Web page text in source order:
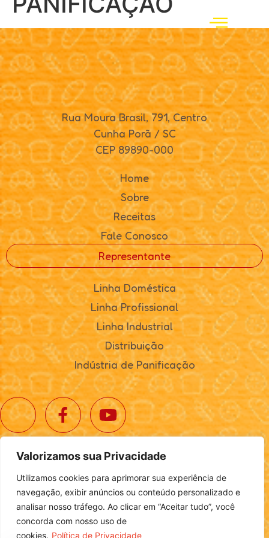
Valorizamos sua Privacidade
Utilizamos cookies para aprimorar sua experiência de
navegação, exibir anúncios ou conteúdo personalizado e
analisar nosso tráfego. Ao clicar em “Aceitar tudo”, você
concorda com nosso uso de
cookies. Política de Privacidade
Rua Moura Brasil, 791, Centro
Cunha Porã / SC
CEP 89890-000
Home
Sobre
Receitas
Fale Conosco
Representante
Linha Doméstica
Linha Profissional
Linha Industrial
Distribuição
Indústria de Panificação
© 2025. Realta Alimentos. Todos os direitos reservados.
Política de Privacidade|Definições de Cookies